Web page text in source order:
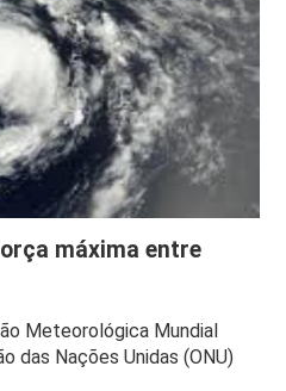
máxima entre
Meteorológica Mundial
das Nações Unidas (ONU)